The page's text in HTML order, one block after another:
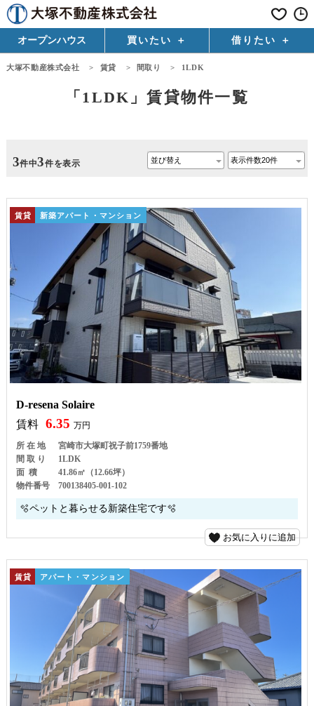
オープンハウス 買いたい 借りたい
大塚不動産株式会社 > 賃貸 > 間取り > 1LDK
「1LDK」賃貸物件一覧
3件中3件を表示
賃貸 新築アパート・マンション
D-resena Solaire
賃料
6.35 万円
所 在 地
宮崎市大塚町祝子前1759番地
間 取 り
1LDK
面 積
41.86㎡（12.66坪）
物件番号
700138405-001-102
🫧ペットと暮らせる新築住宅です🫧
お気に入りに追加
賃貸 アパート・マンション